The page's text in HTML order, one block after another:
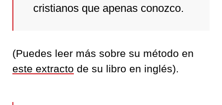
cristianos que apenas conozco.
(Puedes leer más sobre su método en
este extracto de su libro en inglés).